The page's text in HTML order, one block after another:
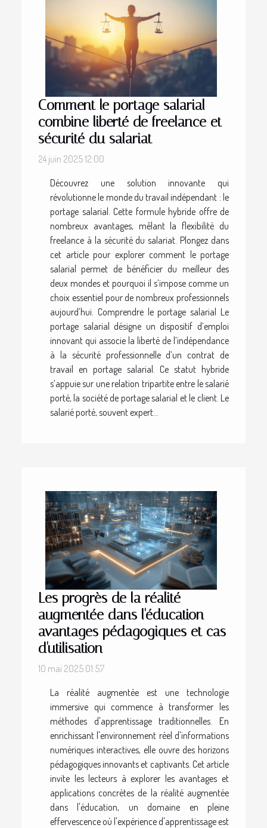
Comment le portage salarial
combine liberté de freelance et
sécurité du salariat
24 juin 2025 12:00
Découvrez une solution innovante qui
révolutionne le monde du travail indépendant : le
portage salarial. Cette formule hybride offre de
nombreux avantages, mêlant la flexibilité du
freelance à la sécurité du salariat. Plongez dans
cet article pour explorer comment le portage
salarial permet de bénéficier du meilleur des
deux mondes et pourquoi il s’impose comme un
choix essentiel pour de nombreux professionnels
aujourd’hui. Comprendre le portage salarial Le
portage salarial désigne un dispositif d’emploi
innovant qui associe la liberté de l’indépendance
à la sécurité professionnelle d’un contrat de
travail en portage salarial. Ce statut hybride
s’appuie sur une relation tripartite entre le salarié
porté, la société de portage salarial et le client. Le
salarié porté, souvent expert...
Les progrès de la réalité
augmentée dans l'éducation
avantages pédagogiques et cas
d'utilisation
10 mai 2025 01:57
La réalité augmentée est une technologie
immersive qui commence à transformer les
méthodes d'apprentissage traditionnelles. En
enrichissant l'environnement réel d'informations
numériques interactives, elle ouvre des horizons
pédagogiques innovants et captivants. Cet article
invite les lecteurs à explorer les avantages et
applications concrètes de la réalité augmentée
dans l'éducation, un domaine en pleine
effervescence où l'expérience d'apprentissage est